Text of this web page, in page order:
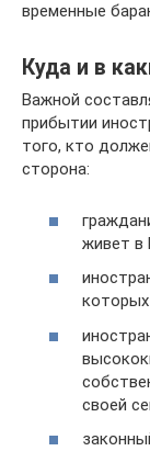
временные
Куда и в
Важной
прибытии
того, кто
сторона:
живет в
своей